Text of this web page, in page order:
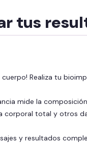
tus
mide la
corporal total y otros
y resultados